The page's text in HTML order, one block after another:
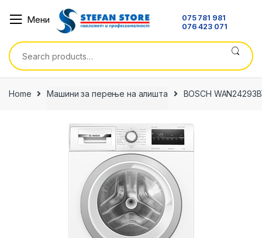
Мени
075 781 981
076 423 071
Search
for:
Home Машини за перење на алишта BOSCH